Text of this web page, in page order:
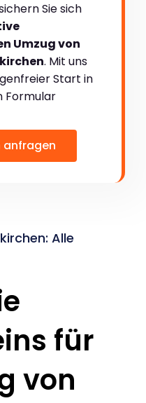
Sie sich
Umzug von
. Mit uns
Start in
Formular
anfragen
Alle
für
von